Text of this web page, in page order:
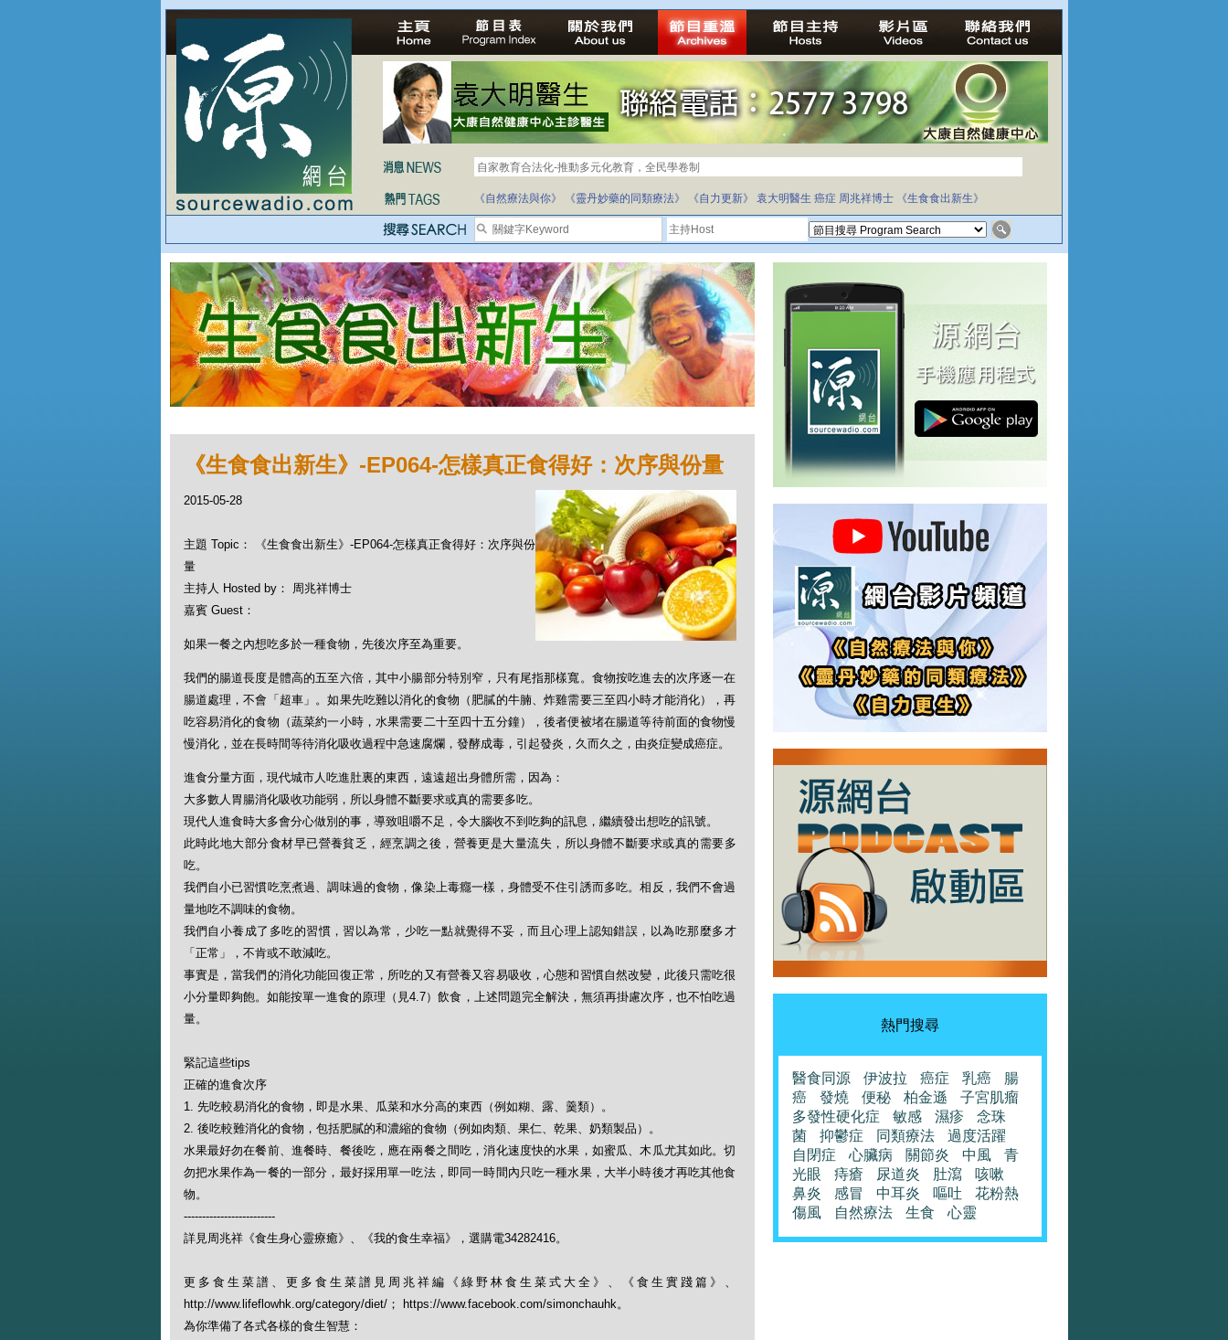
自家教育合法化-推動多元化教育，全民學卷制
《自然療法與你》 《靈丹妙藥的同類療法》 《自力更新》 袁大明醫生 癌症 周兆祥博士 《生食食出新生》
《生食食出新生》-EP064-怎樣真正食得好：次序與份量
2015-05-28
主題 Topic： 《生食食出新生》-EP064-怎樣真正食得好：次序與份
量
主持人 Hosted by： 周兆祥博士
嘉賓 Guest：
如果一餐之內想吃多於一種食物，先後次序至為重要。
我們的腸道長度是體高的五至六倍，其中小腸部分特別窄，只有尾指那樣寬。食物按吃進去的次序逐一在
腸道處理，不會「超車」。如果先吃難以消化的食物（肥膩的牛腩、炸雞需要三至四小時才能消化），再
吃容易消化的食物（蔬菜約一小時，水果需要二十至四十五分鐘），後者便被堵在腸道等待前面的食物慢
慢消化，並在長時間等待消化吸收過程中急速腐爛，發酵成毒，引起發炎，久而久之，由炎症變成癌症。
進食分量方面，現代城市人吃進肚裏的東西，遠遠超出身體所需，因為：
大多數人胃腸消化吸收功能弱，所以身體不斷要求或真的需要多吃。
現代人進食時大多會分心做別的事，導致咀嚼不足，令大腦收不到吃夠的訊息，繼續發出想吃的訊號。
此時此地大部分食材早已營養貧乏，經烹調之後，營養更是大量流失，所以身體不斷要求或真的需要多
吃。
我們自小已習慣吃烹煮過、調味過的食物，像染上毒癮一樣，身體受不住引誘而多吃。相反，我們不會過
量地吃不調味的食物。
我們自小養成了多吃的習慣，習以為常，少吃一點就覺得不妥，而且心理上認知錯誤，以為吃那麼多才
「正常」，不肯或不敢減吃。
事實是，當我們的消化功能回復正常，所吃的又有營養又容易吸收，心態和習慣自然改變，此後只需吃很
小分量即夠飽。如能按單一進食的原理（見4.7）飲食，上述問題完全解決，無須再掛慮次序，也不怕吃過
量。
緊記這些tips
正確的進食次序
1. 先吃較易消化的食物，即是水果、瓜菜和水分高的東西（例如糊、露、羹類）。
2. 後吃較難消化的食物，包括肥膩的和濃縮的食物（例如肉類、果仁、乾果、奶類製品）。
水果最好勿在餐前、進餐時、餐後吃，應在兩餐之間吃，消化速度快的水果，如蜜瓜、木瓜尤其如此。切
勿把水果作為一餐的一部分，最好採用單一吃法，即同一時間內只吃一種水果，大半小時後才再吃其他食
物。
-------------------------
詳見周兆祥《食生身心靈療癒》、《我的食生幸福》，選購電34282416。
更多食生菜譜、更多食生菜譜見周兆祥編《綠野林食生菜式大全》、《食生實踐篇》、
http://www.lifeflowhk.org/category/diet/； https://www.facebook.com/simonchauhk。
為你準備了各式各樣的食生智慧：
熱門搜尋
醫食同源 伊波拉 癌症 乳癌
腸
癌
發燒 便秘 柏金遜
子宮肌瘤
多發性硬化症
敏感 濕疹
念珠
菌
抑鬱症 同類療法
過度活躍
自閉症
心臟病 關節炎 中風
青
光眼
痔瘡 尿道炎 肚瀉
咳嗽
鼻炎
感冒 中耳炎 嘔吐
花粉熱
傷風
自然療法 生食 心靈